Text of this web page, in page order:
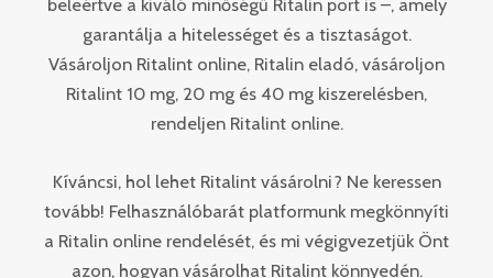
beleértve a kiváló minőségű Ritalin port is –, amely
garantálja a hitelességet és a tisztaságot.
Vásároljon Ritalint online, Ritalin eladó, vásároljon
Ritalint 10 mg, 20 mg és 40 mg kiszerelésben,
rendeljen Ritalint online.
Kíváncsi, hol lehet Ritalint vásárolni? Ne keressen
tovább! Felhasználóbarát platformunk megkönnyíti
a Ritalin online rendelését, és mi végigvezetjük Önt
azon, hogyan vásárolhat Ritalint könnyedén.